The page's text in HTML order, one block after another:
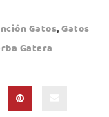
Gatos,Gatos
Gatera